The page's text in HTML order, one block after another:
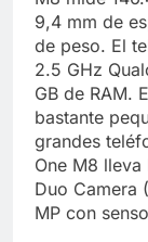
9,4 mm de
de peso. El
2.5 GHz
GB de RAM.
bastante
grandes
One M8
Duo Camera
MP con